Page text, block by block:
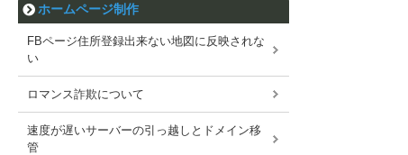
ホームページ制作
FBページ住所登録出来ない地図に反映されな
い
ロマンス詐欺について
速度が遅いサーバーの引っ越しとドメイン移
管